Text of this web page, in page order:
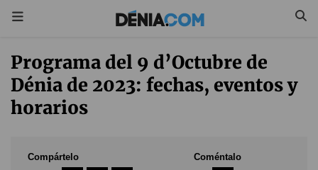
Programa del 9 d’Octubre de
Dénia de 2023: fechas, eventos y
horarios
Compártelo Coméntalo